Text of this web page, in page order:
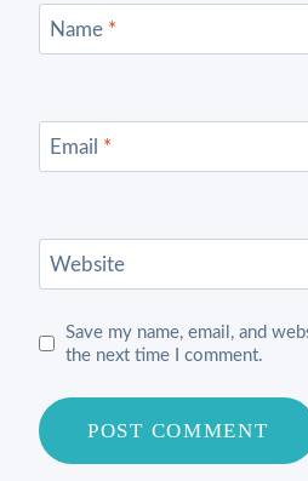
Name *
Email *
Website
Save my name, email, and
the next time I comment.